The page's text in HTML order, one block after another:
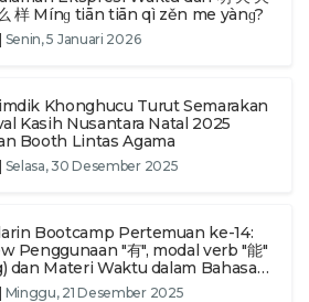
样 Mínɡ tiān tiān qì zěn me yànɡ?
Senin, 5 Januari 2026
Khonghucu Turut Semarakan
Kasih Nusantara Natal 2025
Booth Lintas Agama
Selasa, 30 Desember 2025
Bootcamp Pertemuan ke-14:
Penggunaan "有", modal verb "能"
dan Materi Waktu dalam Bahasa
| Minggu, 21 Desember 2025